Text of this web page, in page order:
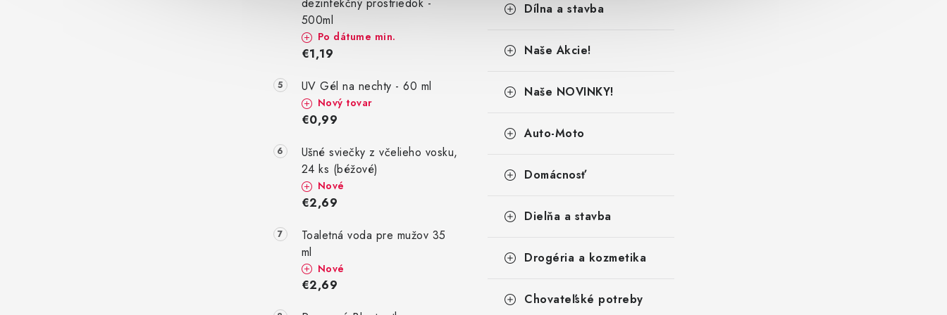
dezinfekčný prostriedok -
500ml
Po dátume min.
€1,19
UV Gél na nechty - 60 ml
Nový tovar
€0,99
Ušné sviečky z včelieho vosku,
24 ks (béžové)
Nové
€2,69
Toaletná voda pre mužov 35
ml
Nové
€2,69
Dílna a stavba
Naše Akcie!
Naše NOVINKY!
Auto-Moto
Domácnosť
Dielňa a stavba
Drogéria a kozmetika
Chovateľské potreby